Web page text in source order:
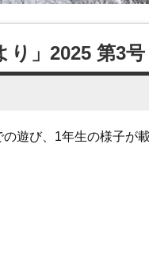
り」2025 第3号
遊び、1年生の様子が載